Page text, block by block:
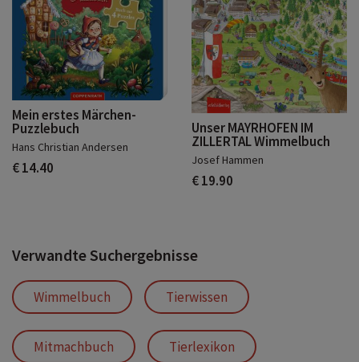
Mein erstes Märchen-
Puzzlebuch
Hans Christian Andersen
€ 14.40
Unser MAYRHOFEN IM
ZILLERTAL Wimmelbuch
Josef Hammen
€ 19.90
Verwandte Suchergebnisse
Wimmelbuch Tierwissen
Mitmachbuch Tierlexikon